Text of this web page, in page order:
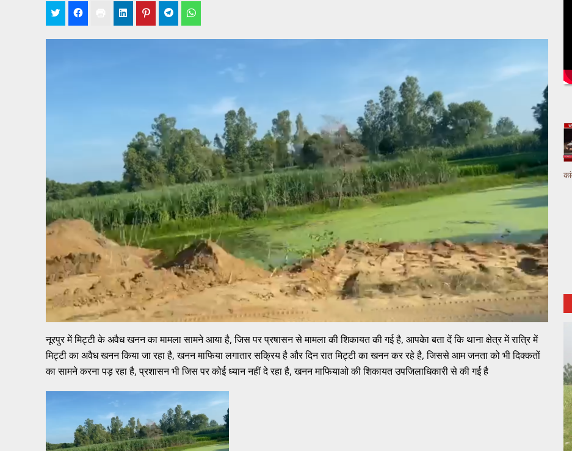
नूरपुर में मिट्टी के अवैध खनन का मामला सामने आया है, जिस पर प्रषासन से मामला की शिकायत की गई है, आपकेा बता दें कि थाना क्षेत्र में रात्रि में
मिट्टी का अवैध खनन किया जा रहा है, खनन माफिया लगातार सक्रिय है और दिन रात मिट्टी का खनन कर रहे है, जिससे आम जनता को भी दिक्कतों
का सामने करना पड़ रहा है, प्रशासन भी जिस पर कोई ध्यान नहीं दे रहा है, खनन माफियाओ की शिकायत उपजिलाधिकारी से की गई है